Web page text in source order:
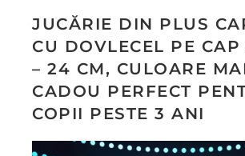
JUCĂRIE DIN PLUS
CU DOVLECEL PE
– 24 CM, CULOARE
CADOU PERFECT
COPII PESTE 3 ANI